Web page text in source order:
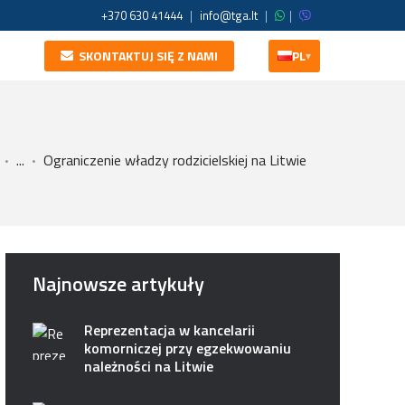
+370 630 41444 | info@tga.lt | |
SKONTAKTUJ SIĘ Z NAMI PL▾
... Ograniczenie władzy rodzicielskiej na Litwie
Najnowsze artykuły
Reprezentacja w kancelarii
komorniczej przy egzekwowaniu
należności na Litwie